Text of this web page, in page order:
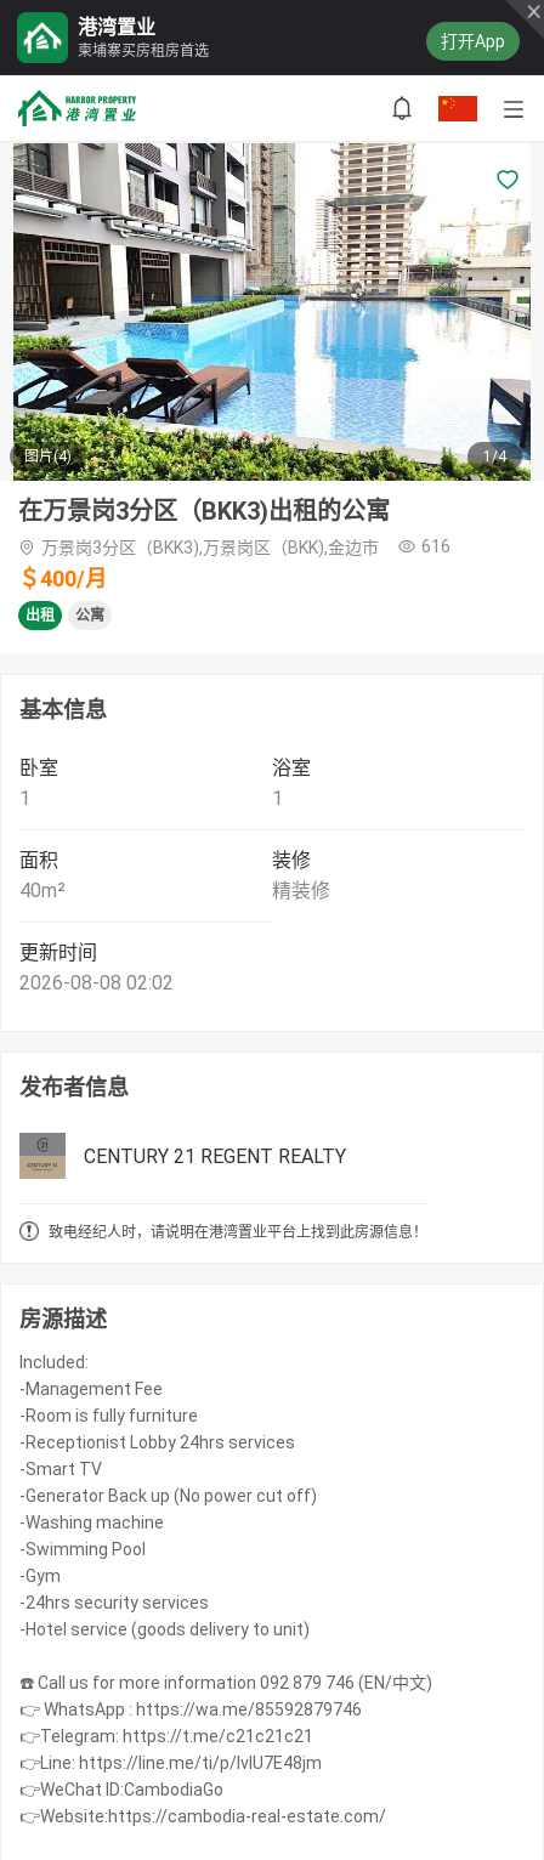
港湾置业
柬埔寨买房租房首选 打开App
图片(4) 1/4
在万景岗3分区（BKK3)出租的公寓
万景岗3分区（BKK3),万景岗区（BKK),金边市 616
＄400/月
出租 公寓
基本信息
卧室
1
浴室
1
面积
40m²
装修
精装修
更新时间
2026-08-08 02:02
发布者信息
CENTURY 21 REGENT REALTY
致电经纪人时，请说明在港湾置业平台上找到此房源信息！
房源描述
Included:
-Management Fee
-Room is fully furniture
-Receptionist Lobby 24hrs services
-Smart TV
-Generator Back up (No power cut off)
-Washing machine
-Swimming Pool
-Gym
-24hrs security services
-Hotel service (goods delivery to unit)
☎️ Call us for more information 092 879 746 (EN/中文)
👉 WhatsApp : https://wa.me/85592879746
👉Telegram: https://t.me/c21c21c21
👉Line: https://line.me/ti/p/IvIU7E48jm
👉WeChat ID:CambodiaGo
👉Website:https://cambodia-real-estate.com/